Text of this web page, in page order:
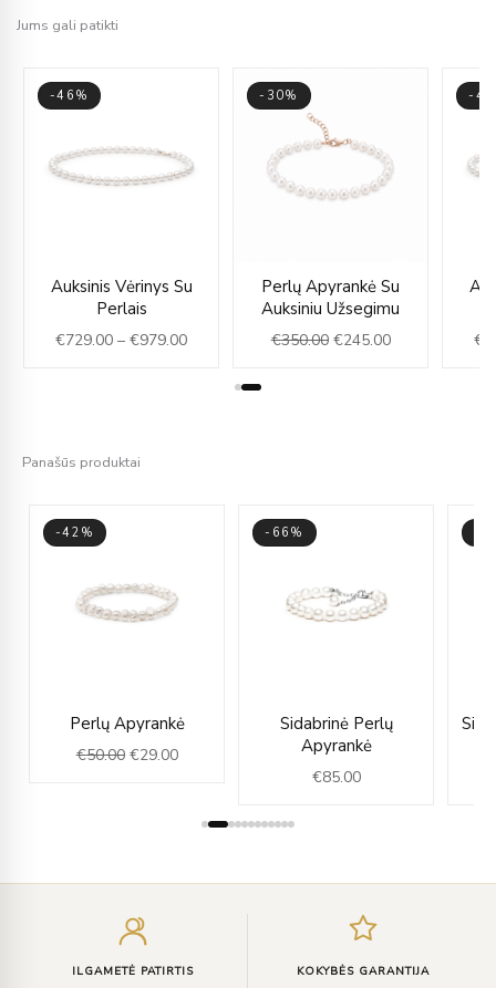
Jums gali patikti
-46%
Auksinis Vėrinys Su
Perlais
€729.00 – €979.00
range:
through
-30%
Perlų Apyrankė Su
Auksiniu Užsegimu
€350.00
price
was:
€350.00.
€245.00
price
is:
€245.00.
-
€
Panašūs produktai
-42%
Perlų Apyrankė
€50.00
price
was:
€29.00
price
is:
-66%
Sidabrinė Perlų
Apyrankė
€85.00
ILGAMETĖ PATIRTIS KOKYBĖS GARANTIJA